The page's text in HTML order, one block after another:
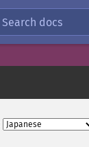
Search docs